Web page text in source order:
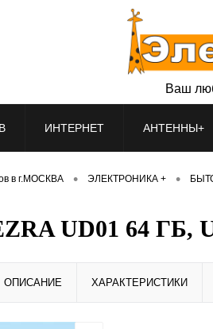
Ваш
ИНТЕРНЕТ АНТЕННЫ+
в г.МОСКВА • ЭЛЕКТРОНИКА + •
UD01 64 ГБ,
ОПИСАНИЕ ХАРАКТЕРИСТИКИ